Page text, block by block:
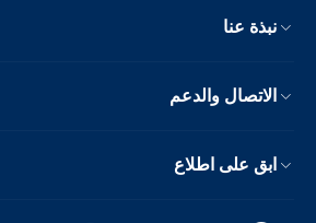
نبذة عنا
الاتصال والدعم
ابق على اطلاع